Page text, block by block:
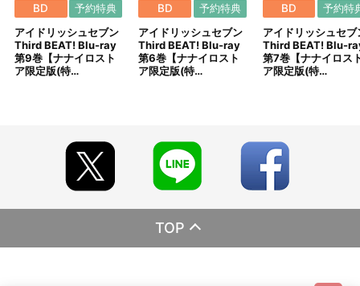
BD
予約特典
アイドリッシュセブン
Third BEAT! Blu-ray
第9巻【ナナイロスト
ア限定版(特…
BD
予約特典
アイドリッシュセブン
Third BEAT! Blu-ray
第6巻【ナナイロスト
ア限定版(特…
BD
予約特
アイドリッシュセブ
Third BEAT! Blu-
第7巻【ナナイロス
ア限定版(特…
TOP